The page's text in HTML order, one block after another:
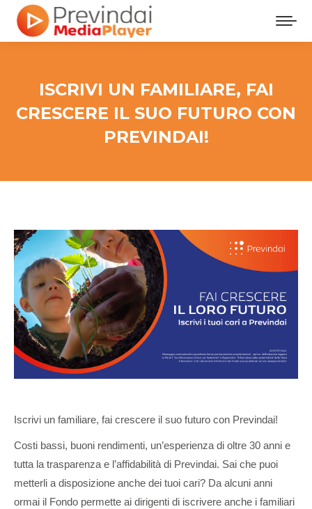
ISCRIVI UN FAMILIARE, FAI
CRESCERE IL SUO FUTURO CON
PREVINDAI!
Iscrivi un familiare, fai crescere il suo futuro con Previndai!
Costi bassi, buoni rendimenti, un’esperienza di oltre 30 anni e
tutta la trasparenza e l’affidabilità di Previndai. Sai che puoi
metterli a disposizione anche dei tuoi cari? Da alcuni anni
ormai il Fondo permette ai dirigenti di iscrivere anche i familiari